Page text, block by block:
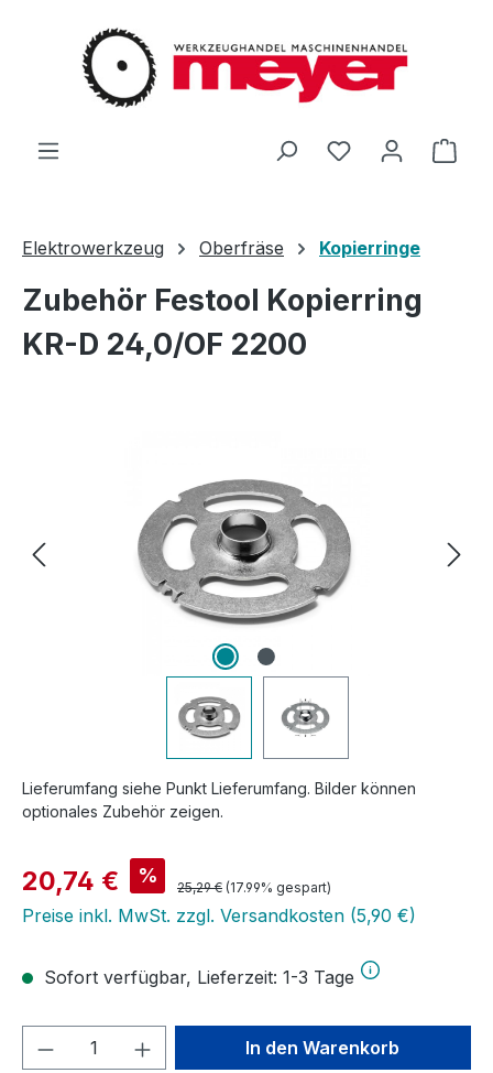
Zum Hauptinhalt springen
Du hast 0
Elektrowerkzeug Oberfräse Kopierringe
Zubehör Festool Kopierring
KR-D 24,0/OF 2200
Lieferumfang siehe Punkt Lieferumfang. Bilder können
optionales Zubehör zeigen.
Verkaufspreis:
20,74 € % Regulärer Preis:
25,29 € (17.99% gespart)
Preise inkl. MwSt. zzgl. Versandkosten (5,90 €)
Sofort verfügbar, Lieferzeit: 1-3 Tage
Produkt Anzahl: Gib denIn den Warenkorb